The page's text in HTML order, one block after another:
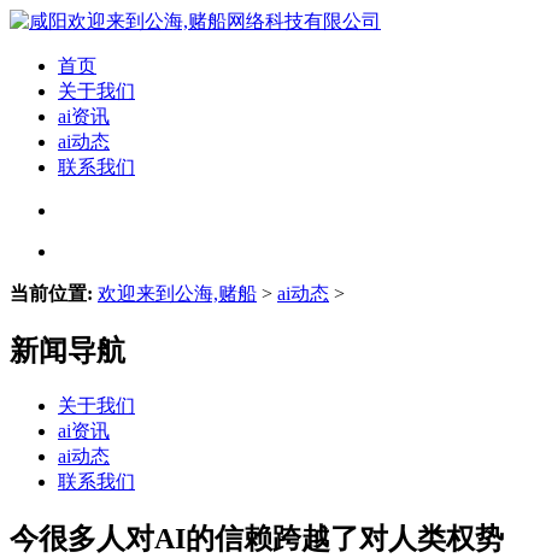
首页
关于我们
ai资讯
ai动态
联系我们
当前位置: 欢迎来到公海,赌船 > ai动态 >
新闻导航
关于我们
ai资讯
ai动态
联系我们
今很多人对AI的信赖跨越了对人类权势